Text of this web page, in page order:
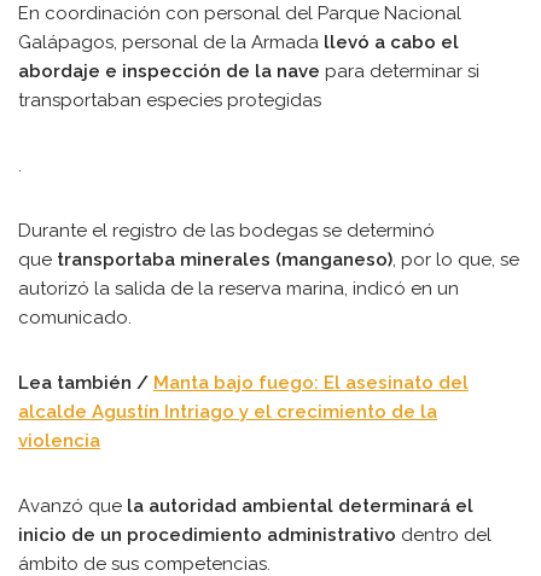
En coordinación con personal del Parque Nacional
Galápagos, personal de la Armada llevó a cabo el
abordaje e inspección de la nave para determinar si
transportaban especies protegidas
Durante el registro de las bodegas se determinó
que transportaba minerales (manganeso) , por lo que, se
autorizó la salida de la reserva marina, indicó en un
comunicado.
Lea también / Manta bajo fuego: El asesinato del
alcalde Agustín Intriago y el crecimiento de la
violencia
Avanzó que la autoridad ambiental determinará el
inicio de un procedimiento administrativo dentro del
ámbito de sus competencias.